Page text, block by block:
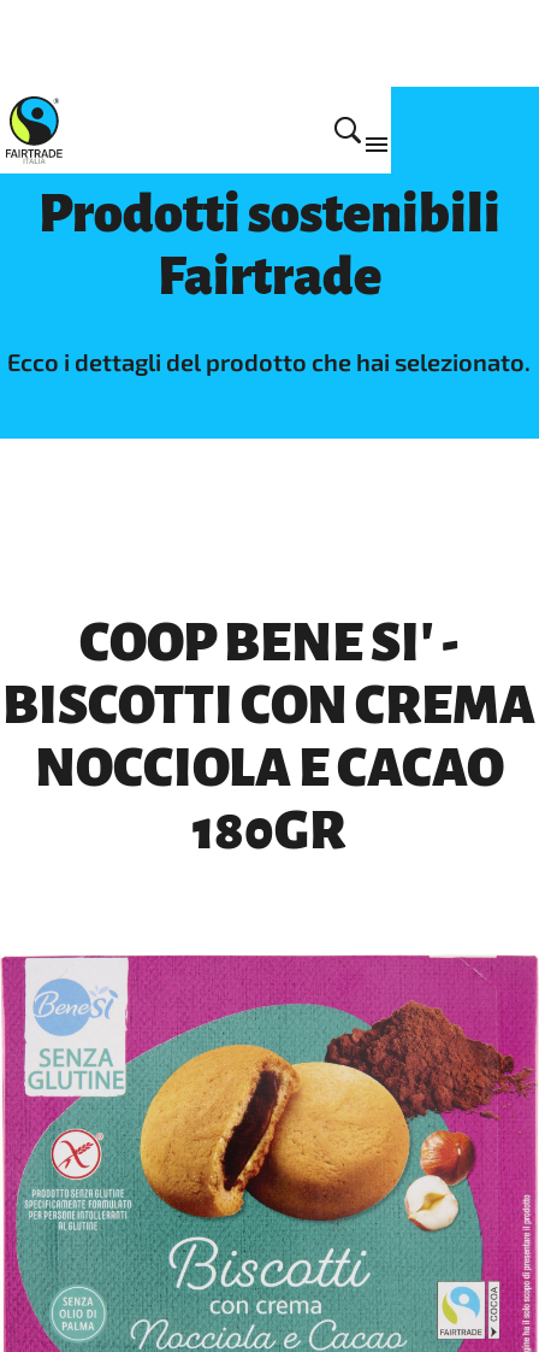
Prodotti
Prodotti sostenibili
Fairtrade
Ecco i dettagli del prodotto che hai selezionato.
COOP BENE SI' -
BISCOTTI CON CREMA
NOCCIOLA E CACAO
180GR